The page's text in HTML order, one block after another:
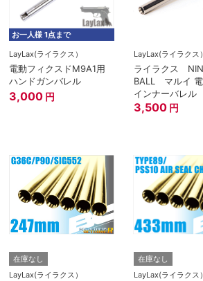
お一人様 1点まで
LayLax(ライラクス）
電動フィクスドM9A1用
ハンドガンバレル
3,000 円
LayLax(ライラクス）
ライラクス
BALL マルイ
インナーバレル
3,500 円
在庫なし
LayLax(ライラクス）
在庫なし
LayLax(ライラクス）